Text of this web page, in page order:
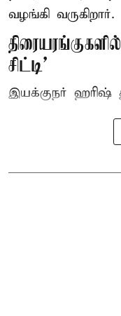
வழங்கி வருகிறார்.
சிட்டி'
இயக்குநர் ஹரிஷ்